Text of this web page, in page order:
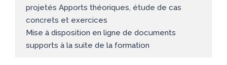
projetés Apports théoriques, étude de cas
concrets et exercices
Mise à disposition en ligne de documents
supports à la suite de la formation